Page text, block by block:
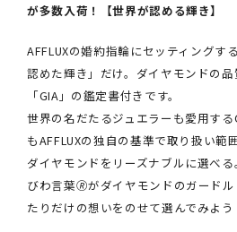
が多数入荷！【世界が認める輝き】
AFFLUXの婚約指輪にセッティングす
認めた輝き」だけ。ダイヤモンドの
「GIA」の鑑定書付きです。
世界の名だたるジュエラーも愛用す
もAFFLUXの独自の基準で取り扱い範
ダイヤモンドをリーズナブルに選べ
びわ言葉🄬がダイヤモンドのガード
たりだけの想いをのせて選んでみよう